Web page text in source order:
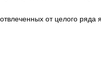
от целого ряда